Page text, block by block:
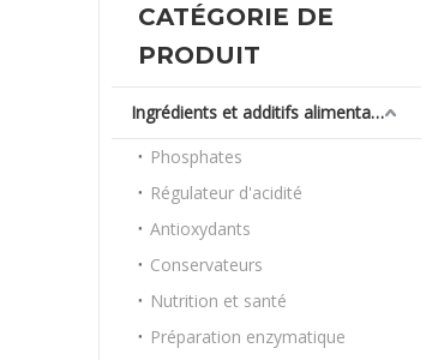
CATÉGORIE DE
PRODUIT
Ingrédients et additifs alimentaires
Phosphates
Régulateur d'acidité
Antioxydants
Conservateurs
Nutrition et santé
Préparation enzymatique